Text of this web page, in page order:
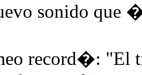
sonido que
record�: "El